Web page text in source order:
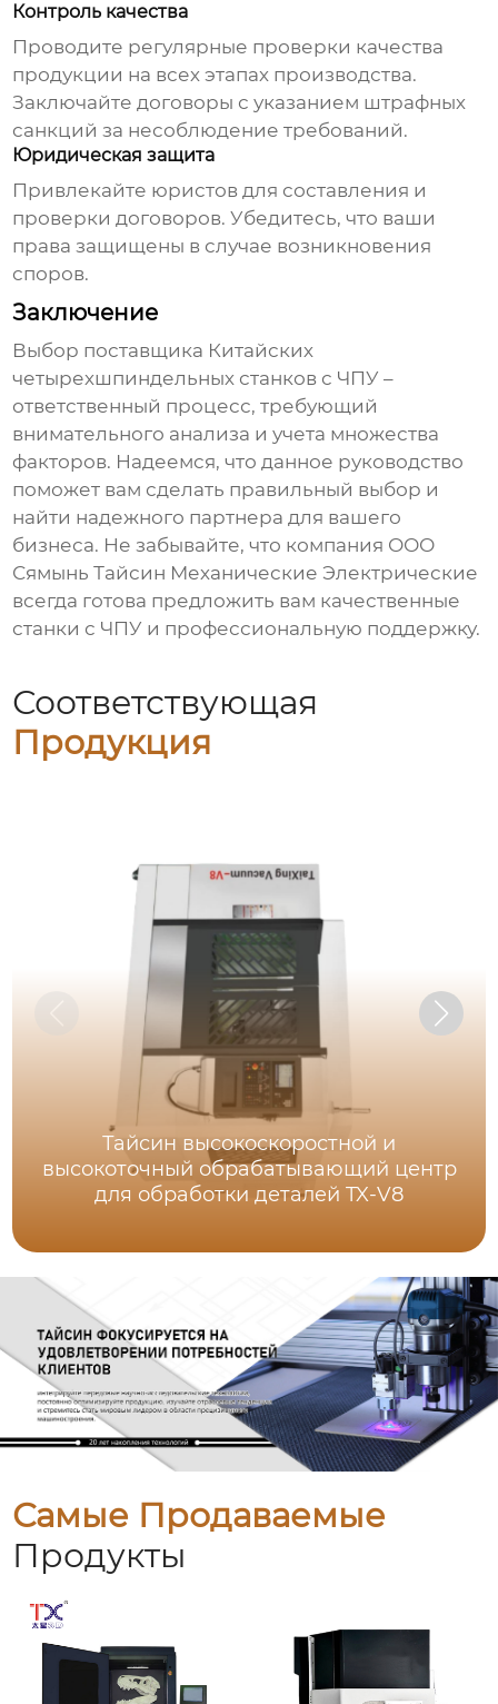
Контроль качества
Проводите регулярные проверки качества
продукции на всех этапах производства.
Заключайте договоры с указанием штрафных
санкций за несоблюдение требований.
Юридическая защита
Привлекайте юристов для составления и
проверки договоров. Убедитесь, что ваши
права защищены в случае возникновения
споров.
Заключение
Выбор поставщика Китайских
четырехшпиндельных станков с ЧПУ –
ответственный процесс, требующий
внимательного анализа и учета множества
факторов. Надеемся, что данное руководство
поможет вам сделать правильный выбор и
найти надежного партнера для вашего
бизнеса. Не забывайте, что компания ООО
Сямынь Тайсин Механические Электрические
всегда готова предложить вам качественные
станки с ЧПУ и профессиональную поддержку.
Соответствующая
Продукция
Тайсин высокоскоростной и
высокоточный обрабатывающий центр
для обработки деталей TX-V8
Самые Продаваемые
Продукты